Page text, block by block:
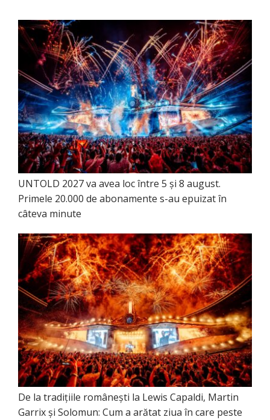
UNTOLD 2027 va avea loc între 5 și 8 august.
Primele 20.000 de abonamente s-au epuizat în
câteva minute
De la tradițiile românești la Lewis Capaldi, Martin
Garrix și Solomun: Cum a arătat ziua în care peste